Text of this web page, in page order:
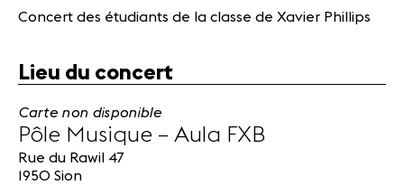
presse
Mentions
Contact
Concert des étudiants de la classe de Xavier Phillips
Lieu du concert
Carte non disponible
Pôle Musique – Aula FXB
Rue du Rawil 47
1950 Sion